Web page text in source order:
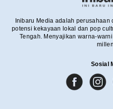
Inibaru Media adalah
potensi kekayaan lokal dan pop
Tengah. Menyajikan warna-
Sosial